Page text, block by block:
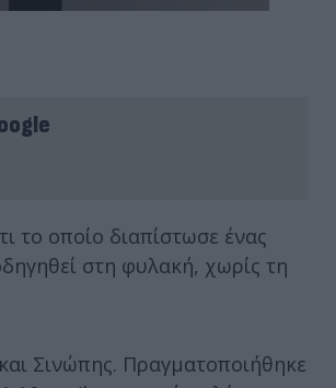
το οποίο διαπίστωσε ένας
στη φυλακή, χωρίς τη
Σινώπης. Πραγματοποιήθηκε